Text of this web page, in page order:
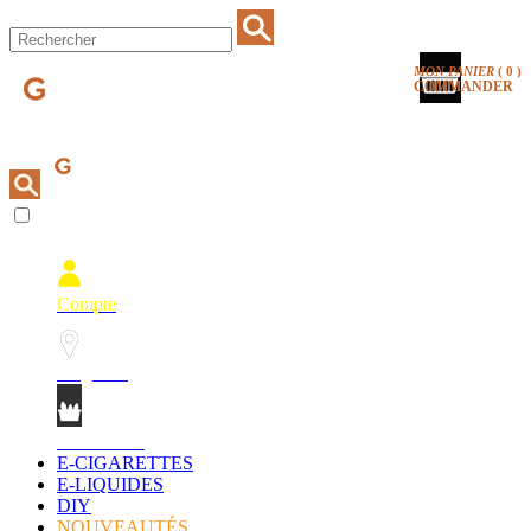
MON PANIER ( 0 )
COMMANDER
Compte
E-CIGARETTES
E-LIQUIDES
DIY
NOUVEAUTÉS